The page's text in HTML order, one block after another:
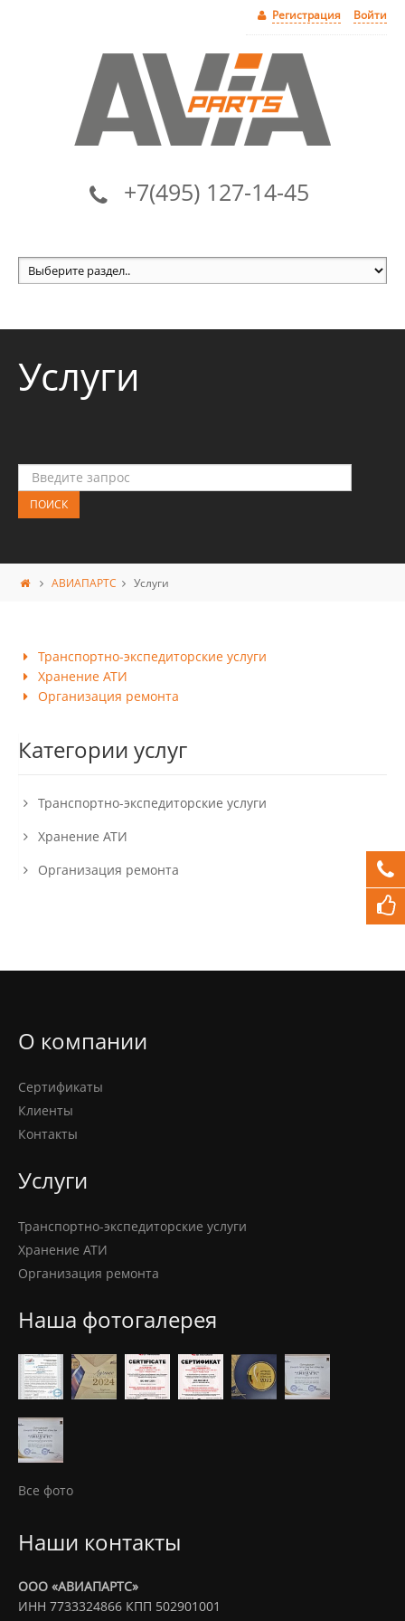
Регистрация Войти
+7(495) 127-14-45
Услуги
АВИАПАРТС Услуги
Транспортно-экспедиторские услуги
Хранение АТИ
Организация ремонта
Категории услуг
Транспортно-экспедиторские услуги
Хранение АТИ
Организация ремонта
О компании
Сертификаты
Клиенты
Контакты
Услуги
Транспортно-экспедиторские услуги
Хранение АТИ
Организация ремонта
Наша фотогалерея
Все фото
Наши контакты
ООО «АВИАПАРТС»
ИНН 7733324866 КПП 502901001